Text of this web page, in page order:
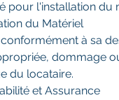
pour l'installation du
du Matériel
à sa
dommage
du locataire.
et Assurance